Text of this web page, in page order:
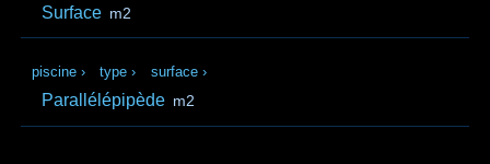
Surface m2
piscine › type › surface ›
Parallélépipède m2